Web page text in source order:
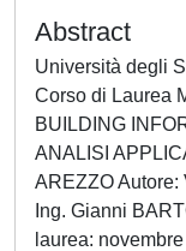
Abstract
Università degli
Corso di Laurea
BUILDING
ANALISI
AREZZO Autore:
Ing. Gianni
laurea: